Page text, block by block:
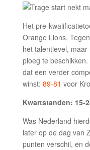
Het pre-
Orange Lions.
het talentlevel,
ploeg te
dat een verder
winst: 89-81 voor
Kwartstanden: 15-
Was Nederland
later op de dag van
punten verschil, en